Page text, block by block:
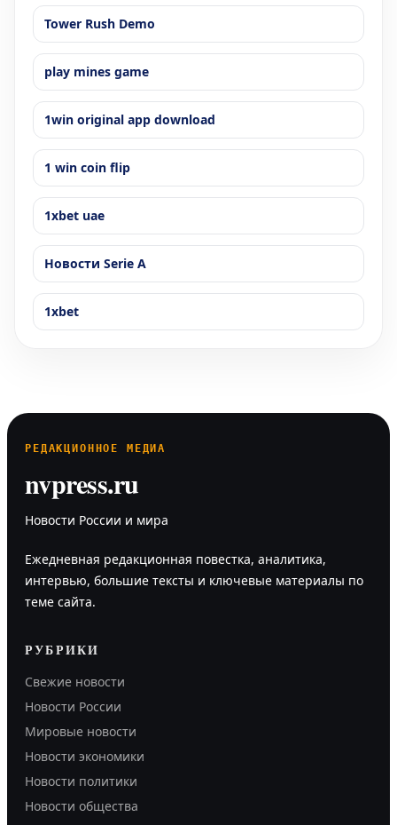
Tower Rush Demo
play mines game
1win original app download
1 win coin flip
1xbet uae
Новости Serie A
1xbet
РЕДАКЦИОННОЕ МЕДИА
nvpress.ru
Новости России и мира
Ежедневная редакционная повестка, аналитика,
интервью, большие тексты и ключевые материалы по
теме сайта.
РУБРИКИ
Свежие новости
Новости России
Мировые новости
Новости экономики
Новости политики
Новости общества